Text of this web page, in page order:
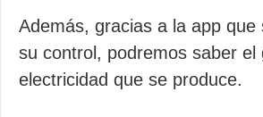
Además, gracias a la app que
su control, podremos saber el
electricidad que se produce.